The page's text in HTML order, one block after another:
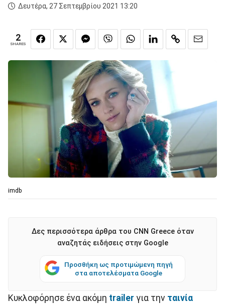
Δευτέρα, 27 Σεπτεμβρίου 2021 13:20
2
SHARES
imdb
Δες περισσότερα άρθρα του CNN Greece όταν
αναζητάς ειδήσεις στην Google
Προσθήκη ως προτιμώμενη πηγή
στα αποτελέσματα Google
Κυκλοφόρησε ένα ακόμη trailer για την ταινία